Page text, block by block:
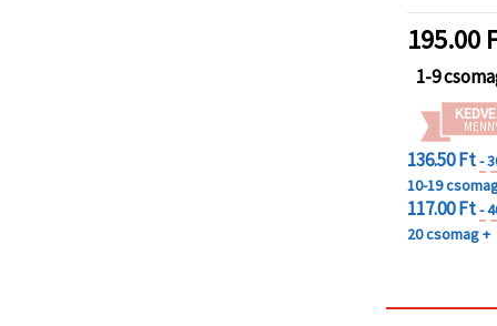
195.00
1-9
136.50 Ft-
10-19
117.00 Ft-
20 csomag +